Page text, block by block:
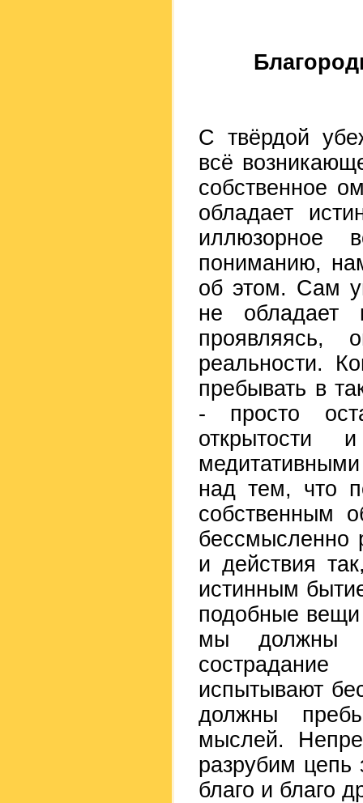
С твёрдой
всё
собственное
обладает
иллюзорное
пониманию,
об этом. Сам
не обладает
проявляясь,
реальности.
пребывать в
- просто
над тем, что
собственным
бессмысленно
и действия
истинным
подобные
мы должны
испытывают
должны
мыслей.
разрубим цепь
благо и благо